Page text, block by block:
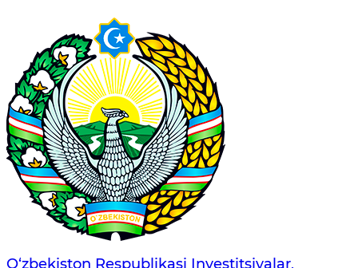
O‘zbekiston Respublikasi Investitsiyalar,